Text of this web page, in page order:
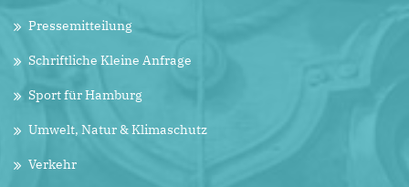
Pressemitteilung
Schriftliche Kleine Anfrage
Sport für Hamburg
Umwelt, Natur & Klimaschutz
Verkehr